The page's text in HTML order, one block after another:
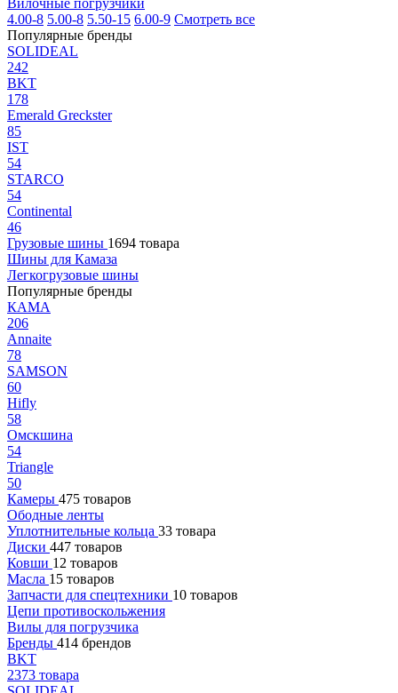
Вилочные погрузчики
4.00-8 5.00-8 5.50-15 6.00-9 Смотреть все
Популярные бренды
SOLIDEAL
242
BKT
178
Emerald Greckster
85
IST
54
STARCO
54
Continental
46
Грузовые шины 1694 товара
Шины для Камаза
Легкогрузовые шины
Популярные бренды
КАМА
206
Annaite
78
SAMSON
60
Hifly
58
Омскшина
54
Triangle
50
Камеры 475 товаров
Ободные ленты
Уплотнительные кольца 33 товара
Диски 447 товаров
Ковши 12 товаров
Масла 15 товаров
Запчасти для спецтехники 10 товаров
Цепи противоскольжения
Вилы для погрузчика
Бренды 414 брендов
BKT
2373 товара